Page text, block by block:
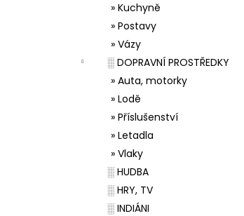
» Kuchyně
» Postavy
» Vázy
░ DOPRAVNÍ PROSTŘEDKY
» Auta, motorky
» Lodě
» Příslušenství
» Letadla
» Vlaky
░ HUDBA
░ HRY, TV
░ INDIÁNI